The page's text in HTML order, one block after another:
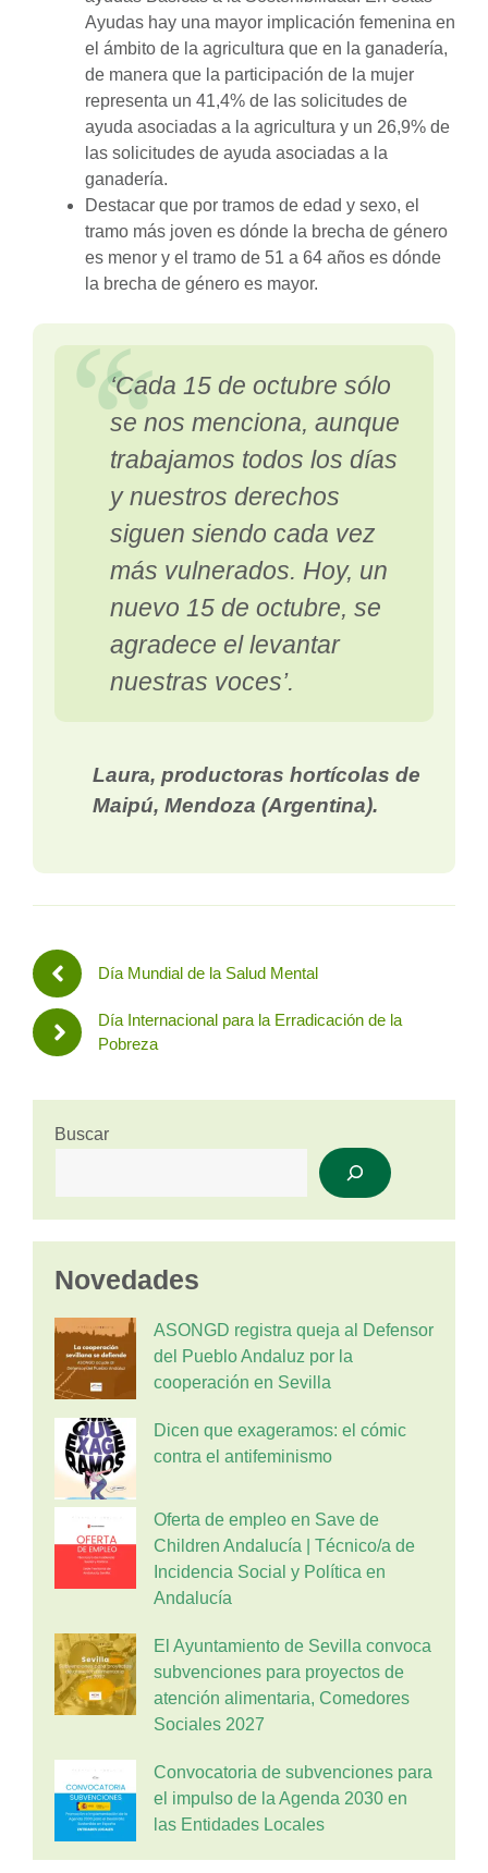
Ayudas hay una mayor implicación femenina en
el ámbito de la agricultura que en la ganadería,
de manera que la participación de la mujer
representa un 41,4% de las solicitudes de
ayuda asociadas a la agricultura y un 26,9% de
las solicitudes de ayuda asociadas a la
ganadería.
Destacar que por tramos de edad y sexo, el
tramo más joven es dónde la brecha de género
es menor y el tramo de 51 a 64 años es dónde
la brecha de género es mayor.
‘Cada 15 de octubre sólo
se nos menciona, aunque
trabajamos todos los días
y nuestros derechos
siguen siendo cada vez
más vulnerados. Hoy, un
nuevo 15 de octubre, se
agradece el levantar
nuestras voces’.
Laura, productoras hortícolas de
Maipú, Mendoza (Argentina).
Día Mundial de la Salud Mental
Día Internacional para la Erradicación de la
Pobreza
Buscar
Novedades
ASONGD registra queja al Defensor
del Pueblo Andaluz por la
cooperación en Sevilla
Dicen que exageramos: el cómic
contra el antifeminismo
Oferta de empleo en Save de
Children Andalucía | Técnico/a de
Incidencia Social y Política en
Andalucía
El Ayuntamiento de Sevilla convoca
subvenciones para proyectos de
atención alimentaria, Comedores
Sociales 2027
Convocatoria de subvenciones para
el impulso de la Agenda 2030 en
las Entidades Locales